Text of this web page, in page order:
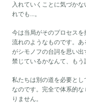
入れていくことに気づか
れでも...。
今は当局がそのプロセス
流れのようなものです。
がシモノフの台詞を思い
禁じているかなんて、もう
私たちは別の道を必要と
なのです。完全で体系的
りません。